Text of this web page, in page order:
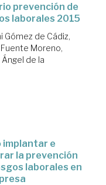
prevención de
laborales 2015
Gómez de Cádiz,
Fuente Moreno,
Ángel de la
implantar e
la prevención
laborales en